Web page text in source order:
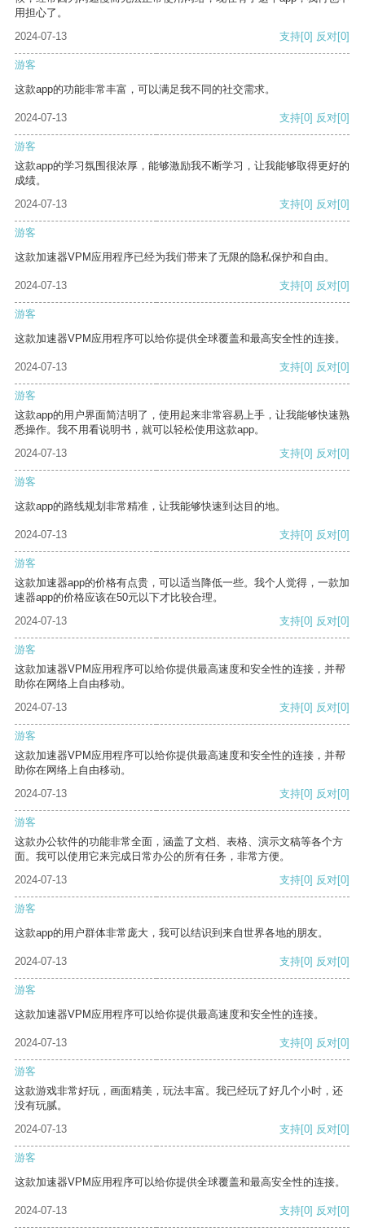
用担心了。
2024-07-13
支持[0] 反对[0]
游客
这款app的功能非常丰富，可以满足我不同的社交需求。
2024-07-13 支持[0] 反对[0]
游客
这款app的学习氛围很浓厚，能够激励我不断学习，让我能够取得更好的
成绩。
2024-07-13
支持[0] 反对[0]
游客
这款加速器VPM应用程序已经为我们带来了无限的隐私保护和自由。
2024-07-13 支持[0] 反对[0]
游客
这款加速器VPM应用程序可以给你提供全球覆盖和最高安全性的连接。
2024-07-13 支持[0] 反对[0]
游客
这款app的用户界面简洁明了，使用起来非常容易上手，让我能够快速熟
悉操作。我不用看说明书，就可以轻松使用这款app。
2024-07-13
支持[0] 反对[0]
游客
这款app的路线规划非常精准，让我能够快速到达目的地。
2024-07-13 支持[0] 反对[0]
游客
这款加速器app的价格有点贵，可以适当降低一些。我个人觉得，一款加
速器app的价格应该在50元以下才比较合理。
2024-07-13
支持[0] 反对[0]
游客
这款加速器VPM应用程序可以给你提供最高速度和安全性的连接，并帮
助你在网络上自由移动。
2024-07-13
支持[0] 反对[0]
游客
这款加速器VPM应用程序可以给你提供最高速度和安全性的连接，并帮
助你在网络上自由移动。
2024-07-13
支持[0] 反对[0]
游客
这款办公软件的功能非常全面，涵盖了文档、表格、演示文稿等各个方
面。我可以使用它来完成日常办公的所有任务，非常方便。
2024-07-13
支持[0] 反对[0]
游客
这款app的用户群体非常庞大，我可以结识到来自世界各地的朋友。
2024-07-13 支持[0] 反对[0]
游客
这款加速器VPM应用程序可以给你提供最高速度和安全性的连接。
2024-07-13 支持[0] 反对[0]
游客
这款游戏非常好玩，画面精美，玩法丰富。我已经玩了好几个小时，还
没有玩腻。
2024-07-13
支持[0] 反对[0]
游客
这款加速器VPM应用程序可以给你提供全球覆盖和最高安全性的连接。
2024-07-13 支持[0] 反对[0]